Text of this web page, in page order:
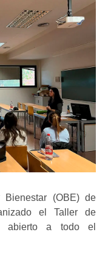
(OBE) de
el Taller de
abierto a todo el